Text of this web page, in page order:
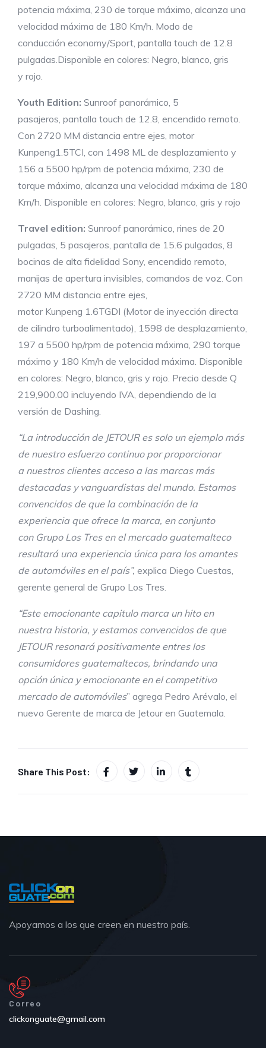
potencia máxima, 230 de torque máximo, alcanza una
velocidad máxima de 180 Km/h. Modo de
conducción economy/Sport, pantalla touch de 12.8
pulgadas.Disponible en colores: Negro, blanco, gris
y rojo.
Youth Edition: Sunroof panorámico, 5
pasajeros, pantalla touch de 12.8, encendido remoto.
Con 2720 MM distancia entre ejes, motor
Kunpeng1.5TCI, con 1498 ML de desplazamiento y
156 a 5500 hp/rpm de potencia máxima, 230 de
torque máximo, alcanza una velocidad máxima de 180
Km/h. Disponible en colores: Negro, blanco, gris y rojo
Travel edition: Sunroof panorámico, rines de 20
pulgadas, 5 pasajeros, pantalla de 15.6 pulgadas, 8
bocinas de alta fidelidad Sony, encendido remoto,
manijas de apertura invisibles, comandos de voz. Con
2720 MM distancia entre ejes,
motor Kunpeng 1.6TGDI (Motor de inyección directa
de cilindro turboalimentado), 1598 de desplazamiento,
197 a 5500 hp/rpm de potencia máxima, 290 torque
máximo y 180 Km/h de velocidad máxima. Disponible
en colores: Negro, blanco, gris y rojo. Precio desde Q
219,900.00 incluyendo IVA, dependiendo de la
versión de Dashing.
“La introducción de JETOURes solo un ejemplo más
de nuestro esfuerzo continuo por proporcionar
a nuestros clientes acceso a las marcas más
destacadas y vanguardistas del mundo. Estamos
convencidos de que la combinación de la
experiencia que ofrece la marca, en conjunto
conGrupo Los Tres en el mercado guatemalteco
resultará una experiencia única para los amantes
de automóviles en el país”, explica Diego Cuestas,
gerente general de Grupo Los Tres.
“Este emocionante capitulo marca un hito en
nuestra historia, y estamos convencidos de que
JETOURresonará positivamente entres los
consumidores guatemaltecos, brindando una
opción única y emocionante en el competitivo
mercado de automóviles” agrega Pedro Arévalo, el
nuevo Gerente de marca de Jetour en Guatemala.
Share This Post:
Apoyamos a los que creen en nuestro país.
Correo
clickonguate@gmail.com